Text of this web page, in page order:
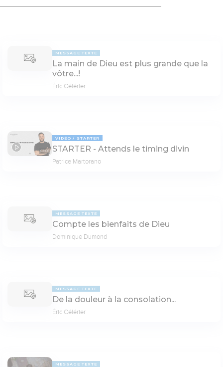
MESSAGE TEXTE
La main de Dieu est plus grande que la
vôtre...!
Éric Célérier
03:06
VIDÉO STARTER
STARTER - Attends le timing divin
Patrice Martorano
MESSAGE TEXTE
Compte les bienfaits de Dieu
Dominique Dumond
MESSAGE TEXTE
De la douleur à la consolation...
Éric Célérier
MESSAGE TEXTE